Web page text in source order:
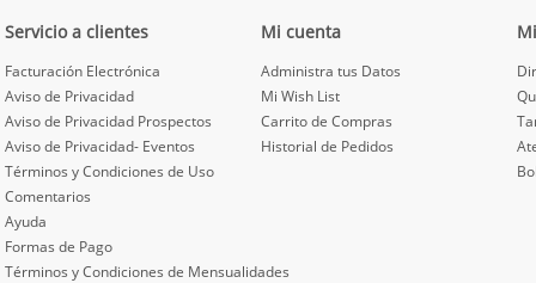
Servicio a clientes
Facturación Electrónica
Aviso de Privacidad
Aviso de Privacidad Prospectos
Aviso de Privacidad- Eventos
Términos y Condiciones de Uso
Comentarios
Ayuda
Formas de Pago
Términos y Condiciones de Mensualidades
Mi cuenta
Administra tus Datos
Mi Wish List
Carrito de Compras
Historial de Pedidos